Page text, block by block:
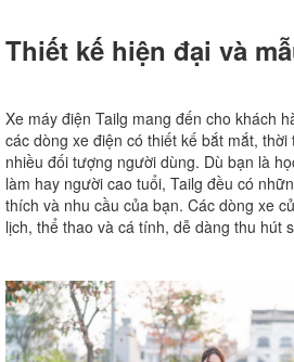
Thiết kế hiện đại và
Xe máy điện Tailg mang đến cho khách
các dòng xe điện có thiết kế bắt mắt,
nhiều đối tượng người dùng. Dù bạn là
làm hay người cao tuổi, Tailg đều có
thích và nhu cầu của bạn. Các dòng xe
lịch, thể thao và cá tính, dễ dàng thu hút